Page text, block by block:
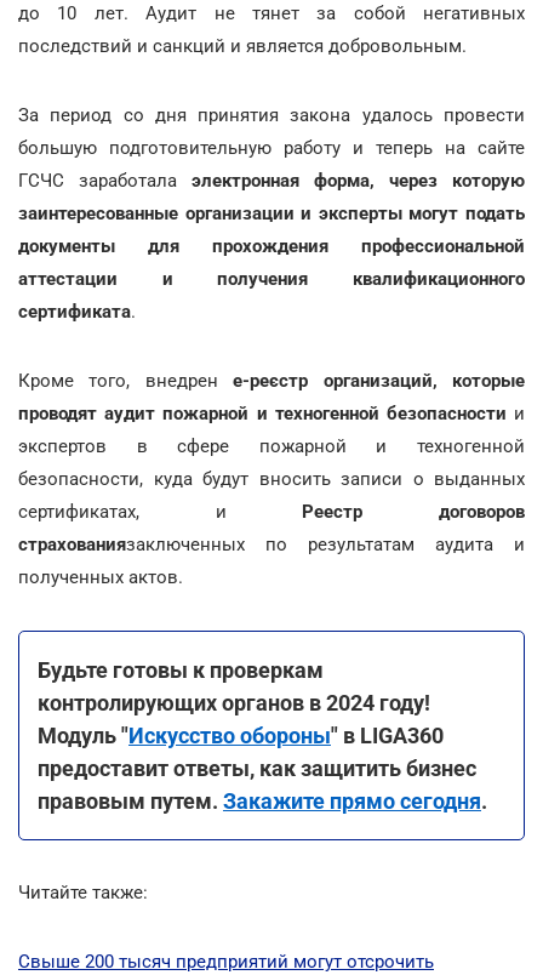
до 10 лет. Аудит не тянет за собой негативных
последствий и санкций и является добровольным.
За период со дня принятия закона удалось провести
большую подготовительную работу и теперь на сайте
ГСЧС заработала электронная форма, через которую
заинтересованные организации и эксперты могут подать
документы для прохождения профессиональной
аттестации и получения квалификационного
сертификата.
Кроме того, внедрене-реєстр организаций, которые
проводят аудит пожарной и техногенной безопасности и
экспертов в сфере пожарной и техногенной
безопасности, куда будут вносить записи о выданных
сертификатах, и Реестр договоров
страхованиязаключенных по результатам аудита и
полученных актов.
Будьте готовы к проверкам
контролирующих органов в 2024 году!
Модуль "Искусство обороны" в LIGA360
предоставит ответы, как защитить бизнес
правовым путем. Закажите прямо сегодня.
Читайте также:
Свыше 200 тысяч предприятий могут отсрочить